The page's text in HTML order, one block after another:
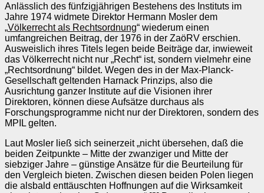
Anlässlich des fünfzigjährigen Bestehens des Instituts im
Jahre 1974 widmete Direktor Hermann Mosler dem
„Völkerrecht als Rechtsordnung“ wiederum einen
umfangreichen Beitrag, der 1976 in der ZaöRV erschien.
Ausweislich ihres Titels legen beide Beiträge dar, inwieweit
das Völkerrecht nicht nur „Recht“ ist, sondern vielmehr eine
„Rechtsordnung“ bildet. Wegen des in der Max-Planck-
Gesellschaft geltenden Harnack Prinzips, also die
Ausrichtung ganzer Institute auf die Visionen ihrer
Direktoren, können diese Aufsätze durchaus als
Forschungsprogramme nicht nur der Direktoren, sondern des
MPIL gelten.
Laut Mosler ließ sich seinerzeit „nicht übersehen, daß die
beiden Zeitpunkte – Mitte der zwanziger und Mitte der
siebziger Jahre – günstige Ansätze für die Beurteilung für
den Vergleich bieten. Zwischen diesen beiden Polen liegen
die alsbald enttäuschten Hoffnungen auf die Wirksamkeit